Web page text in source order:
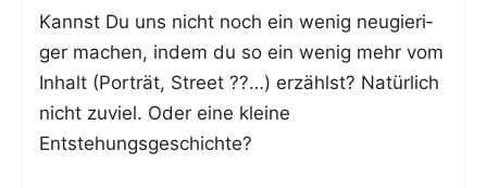
Kannst Du uns nicht noch ein wenig neu­gie­ri­
ger machen, indem du so ein wenig mehr vom
Inhalt (Por­trät, Street ??…) erzählst? Natür­lich
nicht zuviel. Oder eine klei­ne
Entstehungsgeschichte?